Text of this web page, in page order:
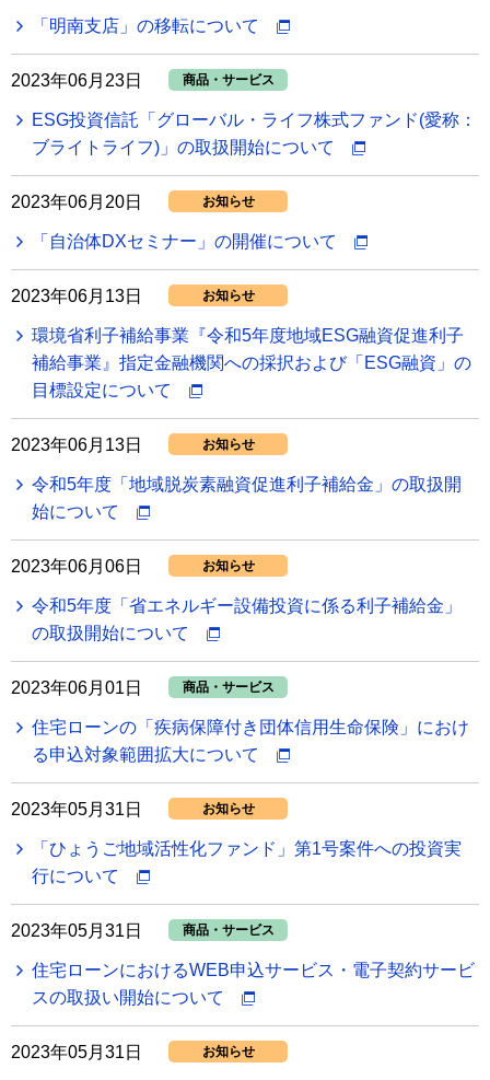
「明南支店」の移転について
2023年06月23日 商品・サービス
ESG投資信託「グローバル・ライフ株式ファンド(愛称：
ブライトライフ)」の取扱開始について
2023年06月20日 お知らせ
「自治体DXセミナー」の開催について
2023年06月13日 お知らせ
環境省利子補給事業『令和5年度地域ESG融資促進利子
補給事業』指定金融機関への採択および「ESG融資」の
目標設定について
2023年06月13日 お知らせ
令和5年度「地域脱炭素融資促進利子補給金」の取扱開
始について
2023年06月06日 お知らせ
令和5年度「省エネルギー設備投資に係る利子補給金」
の取扱開始について
2023年06月01日 商品・サービス
住宅ローンの「疾病保障付き団体信用生命保険」におけ
る申込対象範囲拡大について
2023年05月31日 お知らせ
「ひょうご地域活性化ファンド」第1号案件への投資実
行について
2023年05月31日 商品・サービス
住宅ローンにおけるWEB申込サービス・電子契約サービ
スの取扱い開始について
2023年05月31日 お知らせ